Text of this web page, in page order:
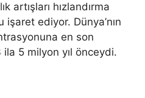
artışları hızlandırma
ediyor. Dünya’nın
en son
ila 5 milyon yıl önceydi.